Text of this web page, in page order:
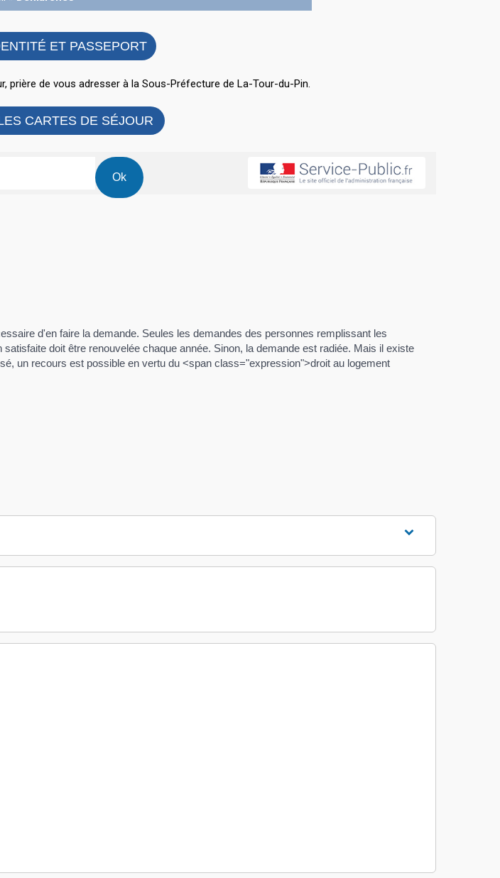
ET PASSEPORT
prière de vous adresser à la Sous-Préfecture de La-Tour-du-Pin.
CARTES DE SÉJOUR
d'en faire la demande. Seules les demandes des personnes remplissant les
doit être renouvelée chaque année. Sinon, la demande est radiée. Mais il existe
un recours est possible en vertu du <span class="expression">droit au logement